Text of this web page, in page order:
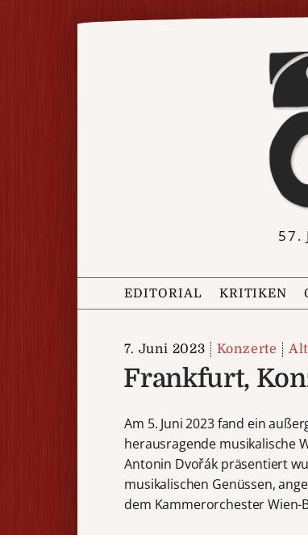
57.
EDITORIAL KRITIKEN
7. Juni 2023 Konzerte
Frankfurt,
Am 5. Juni 2023 fand ein
herausragende musikalische
Antonin Dvořák präsentiert
musikalischen Genüssen,
dem Kammerorchester